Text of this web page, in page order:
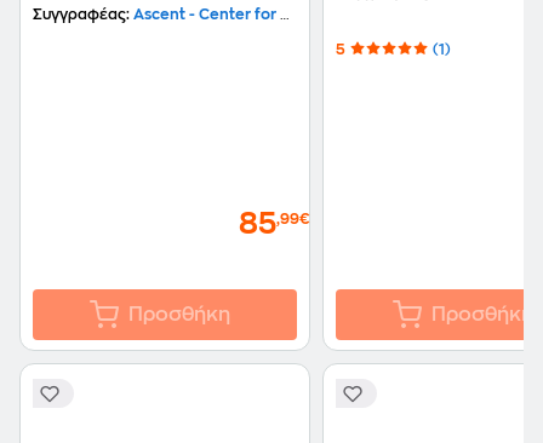
(Imperial Units): Autodesk
Συγγραφέας: Ascent - Center for Technical Knowledge
85,99€
Προσθήκη
5 (1)
Προσθήκη